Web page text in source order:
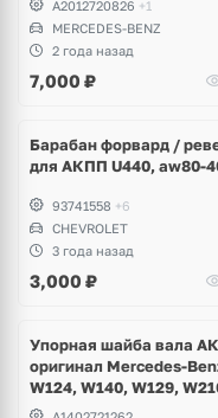
A2012720826 +1
MERCEDES-BENZ
2 года назад
7,000 ₽
Барабан форвард /
для АКПП U440, aw80-
93741558 +6
CHEVROLET
3 года назад
3,000 ₽
Упорная шайба вала
оригинал Mercedes-
W124, W140, W129,